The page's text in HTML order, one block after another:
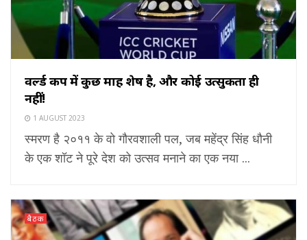
वर्ल्ड कप में कुछ माह शेष है, और कोई उत्सुकता ही
नहीं!
1 AUGUST 2023
स्मरण है २०११ के वो गौरवशाली पल, जब महेंद्र सिंह धौनी
के एक शॉट ने पूरे देश को उत्सव मनाने का एक नया ...
बैठक